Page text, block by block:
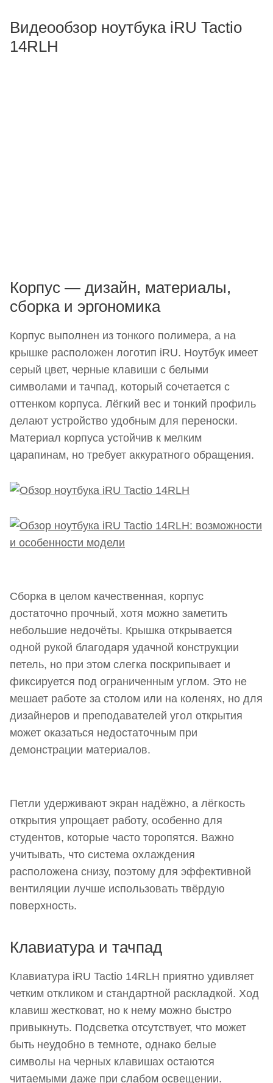
Видеообзор ноутбука iRU Tactio
14RLH
Корпус — дизайн, материалы,
сборка и эргономика
Корпус выполнен из тонкого полимера, а на
крышке расположен логотип iRU. Ноутбук имеет
серый цвет, черные клавиши с белыми
символами и тачпад, который сочетается с
оттенком корпуса. Лёгкий вес и тонкий профиль
делают устройство удобным для переноски.
Материал корпуса устойчив к мелким
царапинам, но требует аккуратного обращения.
Сборка в целом качественная, корпус
достаточно прочный, хотя можно заметить
небольшие недочёты. Крышка открывается
одной рукой благодаря удачной конструкции
петель, но при этом слегка поскрипывает и
фиксируется под ограниченным углом. Это не
мешает работе за столом или на коленях, но для
дизайнеров и преподавателей угол открытия
может оказаться недостаточным при
демонстрации материалов.
Петли удерживают экран надёжно, а лёгкость
открытия упрощает работу, особенно для
студентов, которые часто торопятся. Важно
учитывать, что система охлаждения
расположена снизу, поэтому для эффективной
вентиляции лучше использовать твёрдую
поверхность.
Клавиатура и тачпад
Клавиатура iRU Tactio 14RLH приятно удивляет
четким откликом и стандартной раскладкой. Ход
клавиш жестковат, но к нему можно быстро
привыкнуть. Подсветка отсутствует, что может
быть неудобно в темноте, однако белые
символы на черных клавишах остаются
читаемыми даже при слабом освещении.